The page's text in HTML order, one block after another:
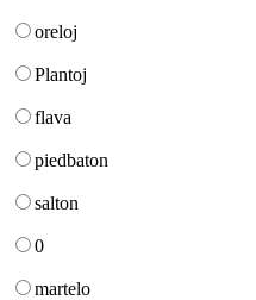
oreloj
Plantoj
flava
piedbaton
salton
0
martelo